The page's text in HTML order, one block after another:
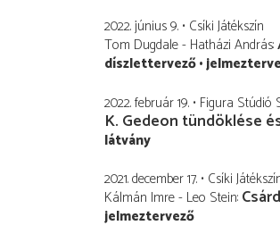
2022. június 9. Csíki Játékszín
Tom Dugdale - Hatházi András
díszlettervező
2022. február 19. Figura Stúdió
K. Gedeon tündöklése
látvány
2021. december 17. Csíki
Kálmán Imre - Leo Stein
jelmeztervező